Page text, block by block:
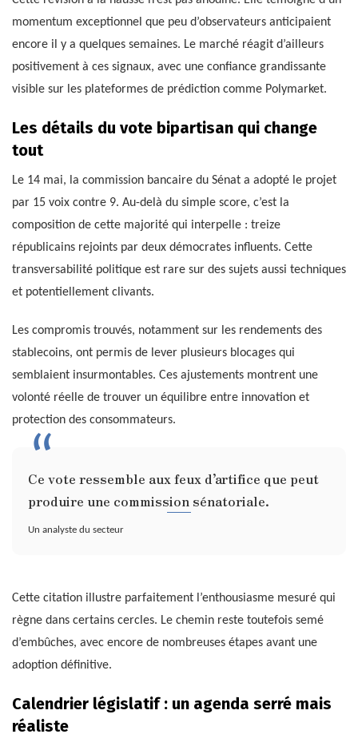
momentum exceptionnel que peu d’observateurs anticipaient
encore il y a quelques semaines. Le marché réagit d’ailleurs
positivement à ces signaux, avec une confiance grandissante
visible sur les plateformes de prédiction comme Polymarket.
Les détails du vote bipartisan qui change
tout
Le 14 mai, la commission bancaire du Sénat a adopté le projet
par 15 voix contre 9. Au-delà du simple score, c’est la
composition de cette majorité qui interpelle : treize
républicains rejoints par deux démocrates influents. Cette
transversabilité politique est rare sur des sujets aussi techniques
et potentiellement clivants.
Les compromis trouvés, notamment sur les rendements des
stablecoins, ont permis de lever plusieurs blocages qui
semblaient insurmontables. Ces ajustements montrent une
volonté réelle de trouver un équilibre entre innovation et
protection des consommateurs.
Ce vote ressemble aux feux d’artifice que peut
produire une commission sénatoriale.
Un analyste du secteur
Cette citation illustre parfaitement l’enthousiasme mesuré qui
règne dans certains cercles. Le chemin reste toutefois semé
d’embûches, avec encore de nombreuses étapes avant une
adoption définitive.
Calendrier législatif : un agenda serré mais
réaliste